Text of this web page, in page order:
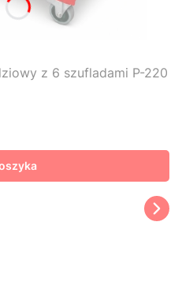
z 6 szufladami P-220